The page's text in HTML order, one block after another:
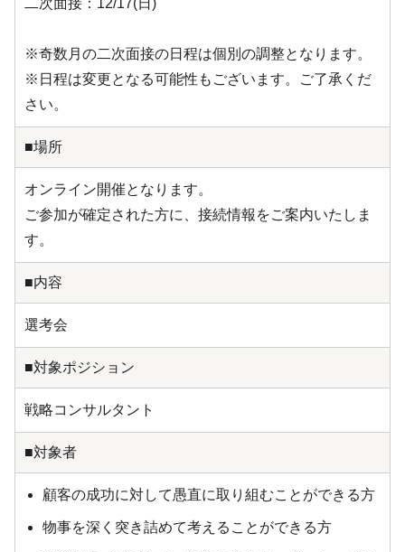
二次面接：12/17(日)
※奇数月の二次面接の日程は個別の調整となります。
※日程は変更となる可能性もございます。ご了承くだ
さい。
■場所
オンライン開催となります。
ご参加が確定された方に、接続情報をご案内いたしま
す。
■内容
選考会
■対象ポジション
戦略コンサルタント
■対象者
顧客の成功に対して愚直に取り組むことができる方
物事を深く突き詰めて考えることができる方